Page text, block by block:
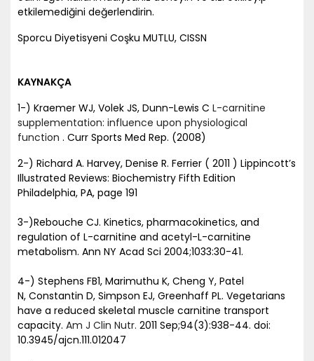
etkilemediğini değerlendirin.
Sporcu Diyetisyeni Coşku MUTLU, CISSN
KAYNAKÇA
1-) Kraemer WJ, Volek JS, Dunn-Lewis C L-carnitine
supplementation: influence upon physiological
function . Curr Sports Med Rep. (2008)
2-) Richard A. Harvey, Denise R. Ferrier ( 2011 ) Lippincott’s
Illustrated Reviews: Biochemistry Fifth Edition
Philadelphia, PA, page 191
3-)Rebouche CJ. Kinetics, pharmacokinetics, and
regulation of L-carnitine and acetyl-L-carnitine
metabolism. Ann NY Acad Sci 2004;1033:30-41.
4-) Stephens FB1, Marimuthu K, Cheng Y, Patel
N, Constantin D, Simpson EJ, Greenhaff PL. Vegetarians
have a reduced skeletal muscle carnitine transport
capacity. Am J Clin Nutr. 2011 Sep;94(3):938-44. doi:
10.3945/ajcn.111.012047